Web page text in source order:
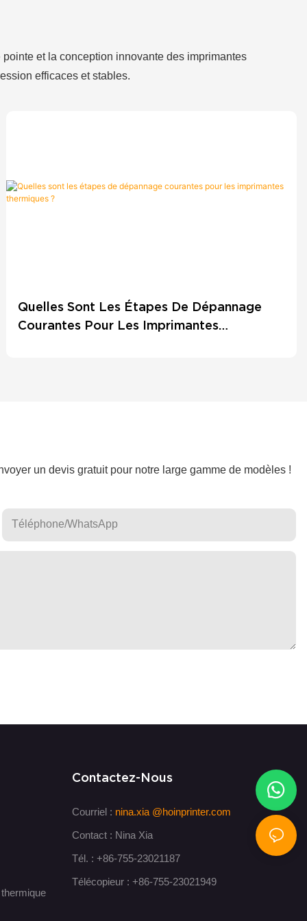
et la conception innovante des imprimantes
efficaces et stables.
Quelles Sont Les Étapes De Dépannage
Courantes Pour Les Imprimantes
un devis gratuit pour notre large gamme de modèles !
Téléphone/WhatsApp
Contactez-Nous
Courriel : nina.xia @hoinprinter.com
Contact : Nina Xia
Tél. : +86-755-23021187
Télécopieur : +86-755-23021949